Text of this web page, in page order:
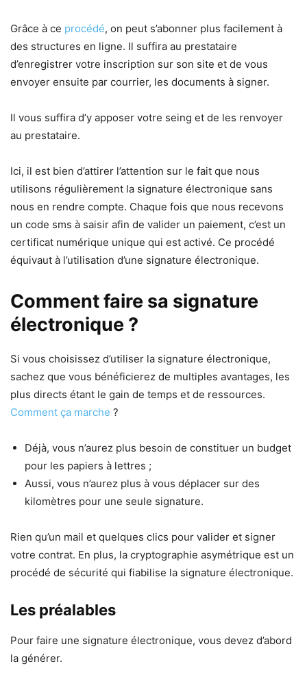
Grâce à ce procédé, on peut s’abonner plus facilement à
des structures en ligne. Il suffira au prestataire
d’enregistrer votre inscription sur son site et de vous
envoyer ensuite par courrier, les documents à signer.
Il vous suffira d’y apposer votre seing et de les renvoyer
au prestataire.
Ici, il est bien d’attirer l’attention sur le fait que nous
utilisons régulièrement la signature électronique sans
nous en rendre compte. Chaque fois que nous recevons
un code sms à saisir afin de valider un paiement, c’est un
certificat numérique unique qui est activé. Ce procédé
équivaut à l’utilisation d’une signature électronique.
Comment faire sa signature
électronique ?
Si vous choisissez d’utiliser la signature électronique,
sachez que vous bénéficierez de multiples avantages, les
plus directs étant le gain de temps et de ressources.
Comment ça marche ?
Déjà, vous n’aurez plus besoin de constituer un budget
pour les papiers à lettres ;
Aussi, vous n’aurez plus à vous déplacer sur des
kilomètres pour une seule signature.
Rien qu’un mail et quelques clics pour valider et signer
votre contrat. En plus, la cryptographie asymétrique est un
procédé de sécurité qui fiabilise la signature électronique.
Les préalables
Pour faire une signature électronique, vous devez d’abord
la générer.